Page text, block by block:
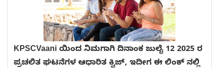
KPSCVaani ಯಿಂದ ನಿಮಗಾಗಿ ದಿನಾಂಕ ಜುಲೈ 12 2025 ರ
ಪ್ರಚಲಿತ ಘಟನೆಗಳ ಆಧಾರಿತ ಕ್ವಿಜ್, ಇದೀಗ ಈ ಲಿಂಕ್ ನಲ್ಲಿ